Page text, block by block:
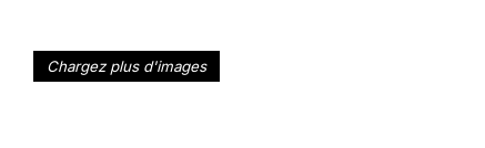
Chargez plus d'images